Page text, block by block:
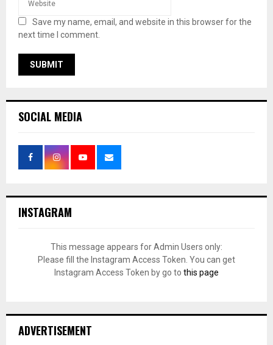
Save my name, email, and website in this browser for the
next time I comment.
SOCIAL MEDIA
INSTAGRAM
This message appears for Admin Users only:
Please fill the Instagram Access Token. You can get
Instagram Access Token by go to this page
ADVERTISEMENT